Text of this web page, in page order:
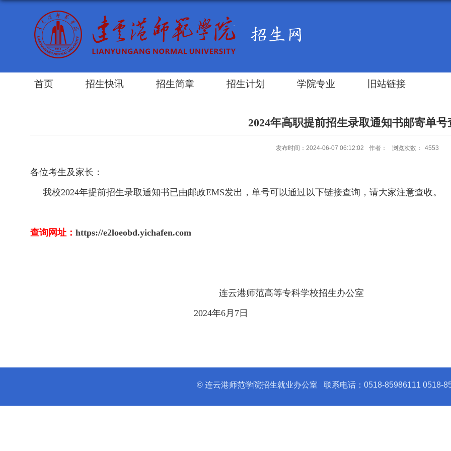
首页 招生快讯 招生简章 招生计划 学院专业 旧站链接
2024年高职提前招生录取通知书邮寄单号
发布时间：2024-06-07 06:12:02 作者： 浏览次数： 4553
各位考生及家长：
我校2024年提前招生录取通知书已由邮政EMS发出，单号可以通过以下链接查询，请大家注意查收。
查询网址： https://e2loeobd.yichafen.com
连云港师范高等专科学校招生办公室
2024年6月7日
© 连云港师范学院招生就业办公室 联系电话：0518-85986111 0518-